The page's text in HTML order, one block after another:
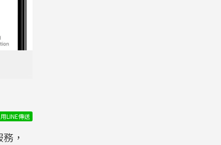
用LINE傳送
，